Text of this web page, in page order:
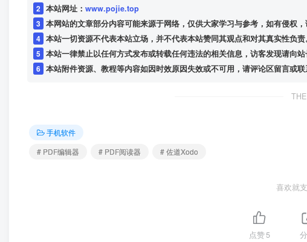
2 本站网址： www.pojie.top
3 本网站的文章部分内容可能来源于网络，仅供大家学习与参考，如有侵权，
4 本站一切资源不代表本站立场，并不代表本站赞同其观点和对其真实性负责
5 本站一律禁止以任何方式发布或转载任何违法的相关信息，访客发现请向站
6 本站附件资源、教程等内容如因时效原因失效或不可用，请评论区留言或联
手机软件
# PDF编辑器
# PDF阅读器 # 佐道Xodo
喜欢就
点赞5